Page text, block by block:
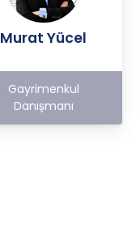
Murat Yücel
Gayrimenkul
Danışmanı